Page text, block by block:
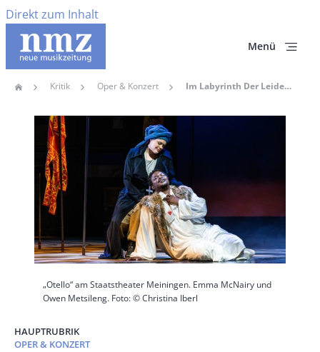
Direkt zum Inhalt
Menü
Home Kritik Oper & Konzert Im Labyrinth Der Leidenschaft – Killian Farrell Und Hinrich Horstkotte Überzeugen Mit Verdis „Otello“ In Meiningen
Hauptbild
„Otello“ am Staatstheater Meiningen. Emma McNairy und
Owen Metsileng. Foto: © Christina Iberl
HAUPTRUBRIK
OPER & KONZERT